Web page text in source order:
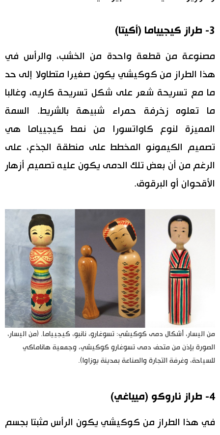
3- طراز كيجيياما (أكيتا)
مصنوعة من قطعة واحدة من الخشب، والرأس في
هذا الطراز من كوكيشي يكون صغيرا متطاولا إلى حد
ما مع تسريحة شعر على شكل تسريحة كاريه، وغالبا
ما تعلوه زخرفة حمراء شبيهة بالشريط. السمة
المميزة لنوع كاواتسورا من نمط كيجيياما هي
تصميم الكيمونو المخطط على منطقة الجذع، على
الرغم من أن بعض تلك الدمى يكون عليه تصميم أزهار
الأقحوان أو البرقوق.
من اليسار، أشكال دمى كوكيشي: تسوغارو، نانبو، كيجيياما. (من اليسار،
الصورة بإذن من متحف دمى تسوغارو كوكيشي، وجمعية هاناماكي
للسياحة، وغرفة التجارة والصناعة بمدينة يوزاوا).
4- طراز ناروكو (ميياغي)
في هذا الطراز من كوكيشي يكون الرأس مثبتا بجسم